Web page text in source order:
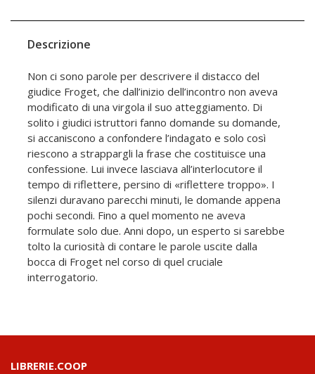
Descrizione
Non ci sono parole per descrivere il distacco del
giudice Froget, che dall’inizio dell’incontro non aveva
modificato di una virgola il suo atteggiamento. Di
solito i giudici istruttori fanno domande su domande,
si accaniscono a confondere l’indagato e solo così
riescono a strappargli la frase che costituisce una
confessione. Lui invece lasciava all’interlocutore il
tempo di riflettere, persino di «riflettere troppo». I
silenzi duravano parecchi minuti, le domande appena
pochi secondi. Fino a quel momento ne aveva
formulate solo due. Anni dopo, un esperto si sarebbe
tolto la curiosità di contare le parole uscite dalla
bocca di Froget nel corso di quel cruciale
interrogatorio.
LIBRERIE.COOP